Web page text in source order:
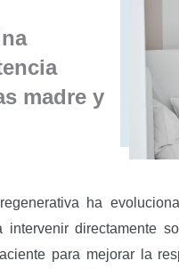
madre y
ha
directamente
para mejorar la